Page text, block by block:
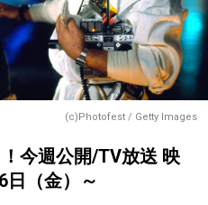
(c)Photofest / Getty Images
！今週公開/TV放送 映
日（金）～